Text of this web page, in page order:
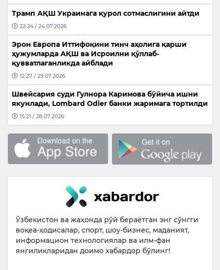
Трамп АҚШ Украинага қурол сотмаслигини айтди
22:24 / 24.07.2026
Эрон Европа Иттифоқини тинч аҳолига қарши
ҳужумларда АҚШ ва Исроилни қўллаб-
қувватлаганликда айблади
12:27 / 25.07.2026
Швейсария суди Гулнора Каримова бўйича ишни
якунлади, Lombard Odier банки жаримага тортилди
15:21 / 28.07.2026
Ўзбекистон ва жаҳонда рўй бераётган энг сўнгги
воқеа-ҳодисалар, спорт, шоу-бизнес, маданият,
информацион технологиялар ва илм-фан
янгиликларидан доимо хабардор бўлинг!